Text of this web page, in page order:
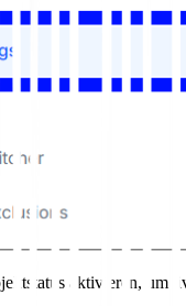
aktivieren, um